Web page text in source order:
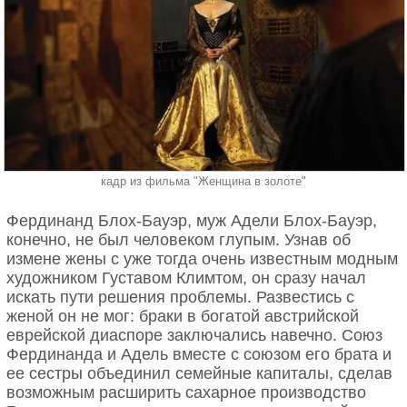
Василий Кандинский с сыном Лодей. 1920.
По мотивам рисунков Кандинского ею были
созданы стекла «Прогулка» и «Спящая», а также
«Сцена с фаэтоном». Ее авторству также
принадлежат несколько работ в технике
аппликации. Одна из них — «Букет» — имеет на
обратной стороне трогательную надпись: «Моему
любимому бесконечно Васику от Нины всегда
чувства между моделью и художником угасли.
Картины бельгийского сюрреалиста знамениты
благодаря своей примитивности и мистичности.
Художник, как правило, изображал обыденные
вещи в неожиданных положениях и обстановке,
заставляя зрителя задумываться об объективности
своего сознания. Магритт говорил, что его работы
ничего не скрывают, но вызывают ощущение
волшебства.
На картине «Стеклянный ключ» огромный камень
Милле – один из самых талантливых
представителей Братства прерафаэлитов,
вундеркинд, которому была обещана слава
великого художника (и он после экспериментов
юности действительно вернулся в лоно Академии
художеств, а к зрелости получил все возможные и
кадр из фильма "Женщина в золоте"
Фердинанд Блох-Бауэр, муж Адели Блох-Бауэр,
конечно, не был человеком глупым. Узнав об
измене жены с уже тогда очень известным модным
художником Густавом Климтом, он сразу начал
искать пути решения проблемы. Развестись с
женой он не мог: браки в богатой австрийской
еврейской диаспоре заключались навечно. Союз
Фердинанда и Адель вместе с союзом его брата и
ее сестры объединил семейные капиталы, сделав
возможным расширить сахарное производство